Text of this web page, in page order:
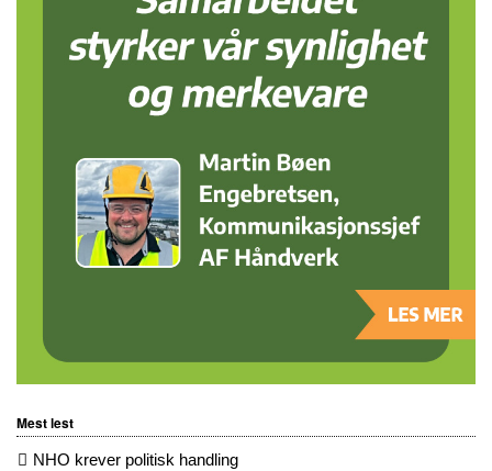
Mest lest
NHO krever politisk handling